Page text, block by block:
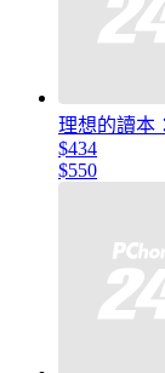
理想的讀本
$434
$550